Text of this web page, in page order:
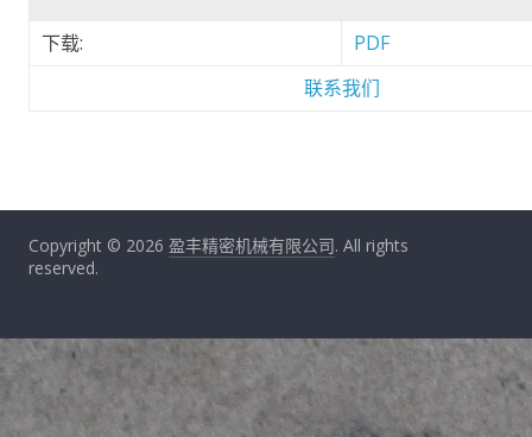
下载:
PDF
联系我们
Copyright © 2026 盈丰精密机械有限公司. All rights
reserved.